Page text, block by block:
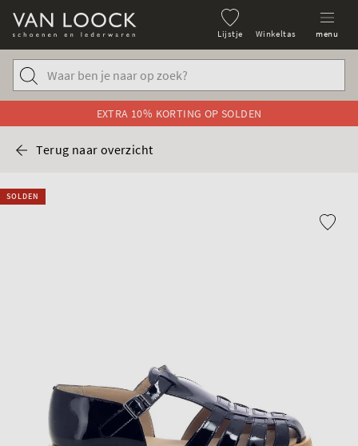
Lijstje Winkeltas menu
EXTRA 10% KORTING OP SOLDEN
Terug naar overzicht
SOLDEN